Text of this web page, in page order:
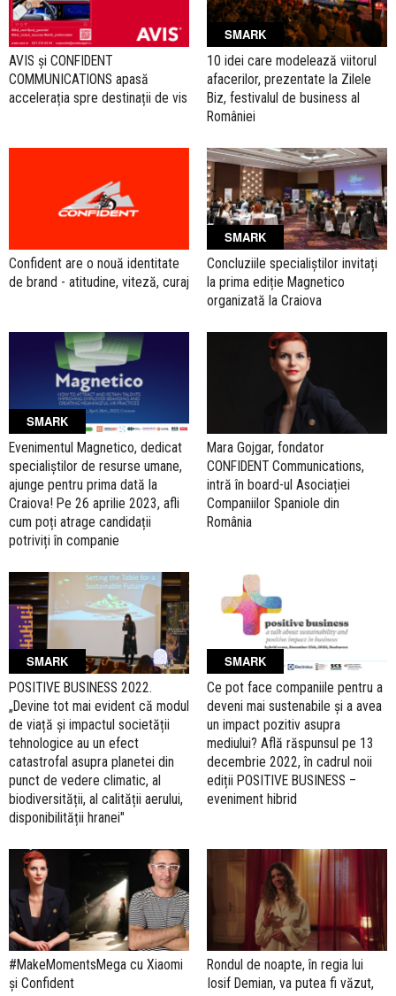
AVIS și CONFIDENT
COMMUNICATIONS apasă
accelerația spre destinații de vis
SMARK
10 idei care modelează viitorul
afacerilor, prezentate la Zilele
Biz, festivalul de business al
României
Confident are o nouă identitate
de brand - atitudine, viteză, curaj
SMARK
Concluziile specialiștilor invitați
la prima ediție Magnetico
organizată la Craiova
SMARK
Evenimentul Magnetico, dedicat
specialiștilor de resurse umane,
ajunge pentru prima dată la
Craiova! Pe 26 aprilie 2023, afli
cum poți atrage candidații
potriviți în companie
Mara Gojgar, fondator
CONFIDENT Communications,
intră în board-ul Asociației
Companiilor Spaniole din
România
SMARK
POSITIVE BUSINESS 2022.
„Devine tot mai evident că modul
de viață și impactul societății
tehnologice au un efect
catastrofal asupra planetei din
punct de vedere climatic, al
biodiversității, al calității aerului,
disponibilității hranei"
SMARK
Ce pot face companiile pentru a
deveni mai sustenabile și a avea
un impact pozitiv asupra
mediului? Află răspunsul pe 13
decembrie 2022, în cadrul noii
ediții POSITIVE BUSINESS –
eveniment hibrid
#MakeMomentsMega cu Xiaomi
și Confident
Rondul de noapte, în regia lui
Iosif Demian, va putea fi văzut,